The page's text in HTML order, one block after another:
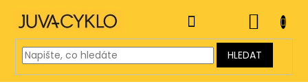
obsah
HLEDAT
KOŠÍK